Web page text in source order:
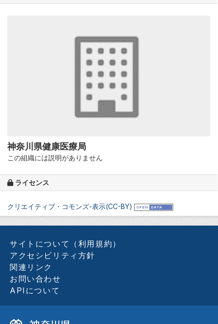
神奈川県健康医療局
この組織には説明がありません
ライセンス
クリエイティブ・コモンズ-表示(CC-BY)
サイトについて（利用規約）
アクセシビリティ方針
関連リンク
お問い合わせ
APIについて